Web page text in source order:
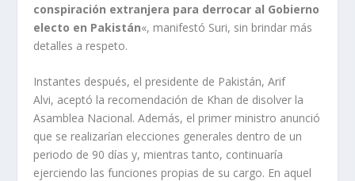
conspiración extranjera para derrocar al Gobierno
electo en Pakistán«, manifestó Suri, sin brindar más
detalles a respeto.
Instantes después, el presidente de Pakistán, Arif
Alvi, aceptó la recomendación de Khan de disolver la
Asamblea Nacional. Además, el primer ministro anunció
que se realizarían elecciones generales dentro de un
periodo de 90 días y, mientras tanto, continuaría
ejerciendo las funciones propias de su cargo. En aquel